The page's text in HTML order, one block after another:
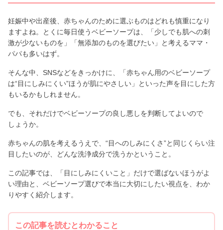
妊娠中や出産後、赤ちゃんのために選ぶものはどれも慎重になり
ますよね。とくに毎日使うベビーソープは、「少しでも肌への刺
激が少ないものを」「無添加のものを選びたい」と考えるママ・
パパも多いはず。
そんな中、SNSなどをきっかけに、「赤ちゃん用のベビーソープ
は“目にしみにくい”ほうが肌にやさしい」といった声を目にした方
もいるかもしれません。
でも、それだけでベビーソープの良し悪しを判断してよいので
しょうか。
赤ちゃんの肌を考えるうえで、“目へのしみにくさ”と同じくらい注
目したいのが、どんな洗浄成分で洗うかということ。
この記事では、「目にしみにくいこと」だけで選ばないほうがよ
い理由と、ベビーソープ選びで本当に大切にしたい視点を、わか
りやすく紹介します。
この記事を読むとわかること